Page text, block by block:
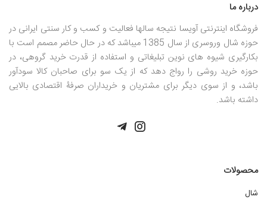
درباره ما
فروشگاه اینترنتی آویسا نتیجه سالها فعالیت و کسب و کار سنتی ایرانی در
حوزه شال وروسری از سال 1385 میباشد که در حال حاضر مصمم است با
بکارگیری شیوه های نوین تبلیغاتی و استفاده از قدرت خرید گروهی، در
حوزه خرید روشی را رواج دهد که از یک سو برای صاحبان کالا سودآور
باشد، و از سوی دیگر برای مشتریان و خریداران صرفۀ اقتصادی بالایی
داشته باشد.
محصولات
شال